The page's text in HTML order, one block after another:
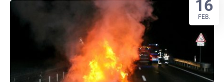
16
FEB.